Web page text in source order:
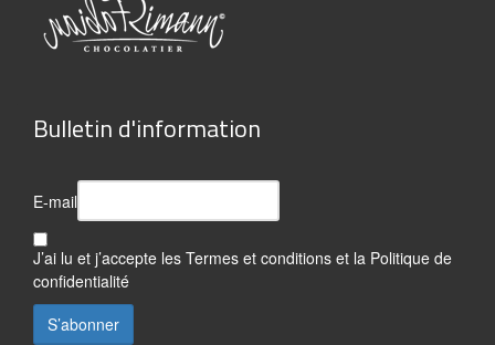
Bulletin d'information
E-mail
J’ai lu et j’accepte les Termes et conditions et la Politique de
confidentialité